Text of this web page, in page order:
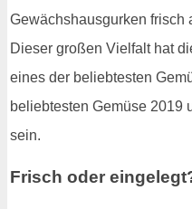
Gewächshausgurken frisch
Dieser großen Vielfalt hat
eines der beliebtesten
beliebtesten Gemüse 2019
sein.
Frisch oder